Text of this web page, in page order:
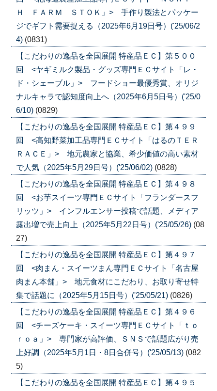
Ｈ ＦＡＲＭ ＳＴＯＫ」> 手作り製法とパッケー
ジでギフト需要捉える（2025年6月19日号）('25/06/2
4) (0831)
【こだわりの逸品を全国展開 特産品ＥＣ】第５００
回 <ヤギミルク製品・グッズ専門ＥＣサイト「レ・
ド・シェーブル」> フードショー最優秀賞、オリジ
ナルキャラで認知度向上へ（2025年6月5日号）('25/0
6/10) (0829)
【こだわりの逸品を全国展開 特産品ＥＣ】第４９９
回 <高知野菜加工品専門ＥＣサイト「はるのＴＥＲ
ＲＡＣＥ」> 地元農家と協業、希少価値の高い素材
で人気（2025年5月29日号）('25/06/02) (0828)
【こだわりの逸品を全国展開 特産品ＥＣ】第４９８
回 <お芋スイーツ専門ＥＣサイト「フランダースフ
リッツ」> インフルエンサー投稿で話題、メディア
露出増で売上向上（2025年5月22日号）('25/05/26) (08
27)
【こだわりの逸品を全国展開 特産品ＥＣ】第４９７
回 <肉まん・スイーツまん専門ＥＣサイト「名古屋
肉まん本舗」> 地元食材にこだわり、お取り寄せ特
集で話題に（2025年5月15日号）('25/05/21) (0826)
【こだわりの逸品を全国展開 特産品ＥＣ】第４９６
回 <チーズケーキ・スイーツ専門ＥＣサイト「ｔｏ
ｒｏａ」> 専門家が高評価、ＳＮＳで話題広がり売
上好調（2025年5月1日・8日合併号）('25/05/13) (082
5)
【こだわりの逸品を全国展開 特産品ＥＣ】第４９５